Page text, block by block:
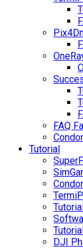
FAQ
Tutorial
DJI